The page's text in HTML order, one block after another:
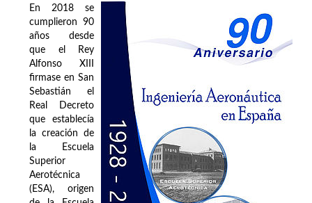
En 2018 se
cumplieron 90
años desde
que el Rey
Alfonso XIII
firmase en San
Sebastián el
Real Decreto
que establecía
la creación de
la Escuela
Superior
Aerotécnica
(ESA), origen